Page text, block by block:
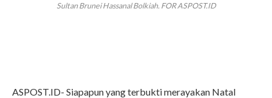
Sultan Brunei Hassanal Bolkiah. FOR ASPOST.ID
ASPOST.ID- Siapapun yang terbukti merayakan Natal